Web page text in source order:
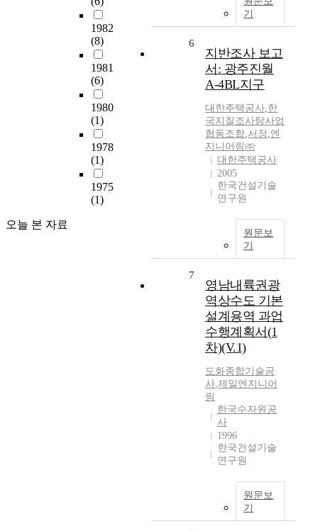
1982
(8)
1981
(6)
1980
(1)
1978
(1)
1975
(1)
오늘 본 자료
기
6
지반조사 보고
서: 광주진월
A-4BL지구
대한주택공사,한
국지질조사탐사업
협동조합,서정 ,엔
지니어링㈜
대한주택공사
2005
한국건설기술
연구원
원문보
기
7
영남내륙권광
역상수도 기본
설계용역 과업
수행계획서(1
차)(V.1)
도화종합기술공
사,제일엔지니어
링
한국수자원공
사
1996
한국건설기술
연구원
원문보
기